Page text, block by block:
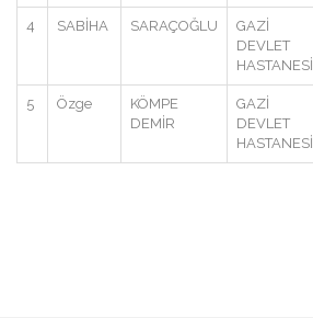
4 SABİHA SARAÇOĞLU
GAZİ
DEVLET
HASTANESİ
5 Özge
KÖMPE
DEMİR
GAZİ
DEVLET
HASTANESİ